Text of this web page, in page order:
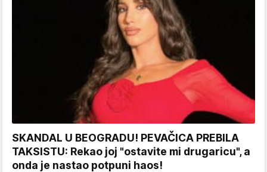
SKANDAL U BEOGRADU! PEVAČICA PREBILA
TAKSISTU: Rekao joj "ostavite mi drugaricu", a
onda je nastao potpuni haos!